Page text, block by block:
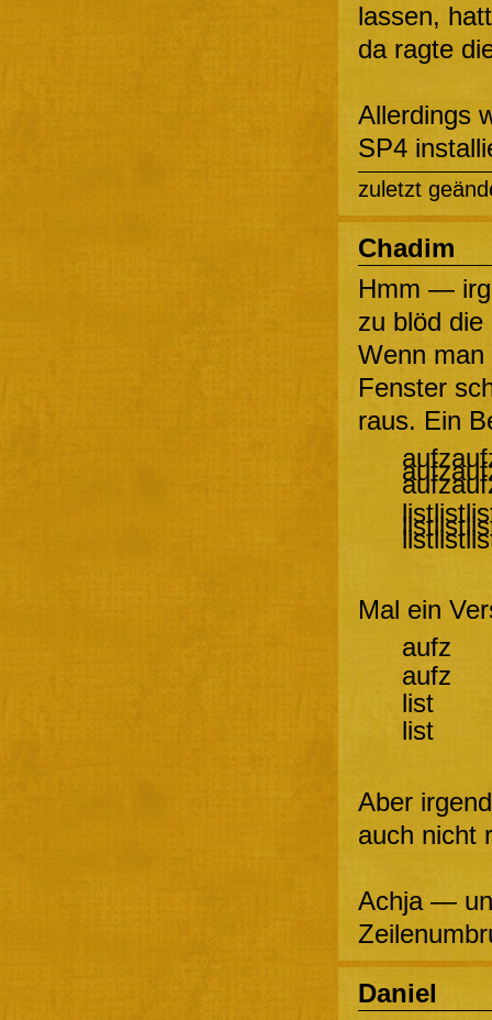
lassen,
da ragte
Allerdings
SP4
zuletzt
Chadim
Hmm —
zu blöd
Wenn man
Fenster
raus. Ein
Mal ein
aufz
aufz
list
list
Aber
auch nicht
Achja —
Daniel